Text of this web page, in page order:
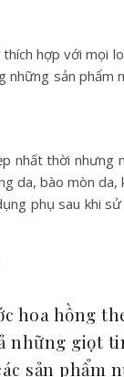
hợp với mọi
sản phẩm
nhất thời
da, bào mòn da,
phụ sau khi
hoa hồng
những giọt
sản phẩm